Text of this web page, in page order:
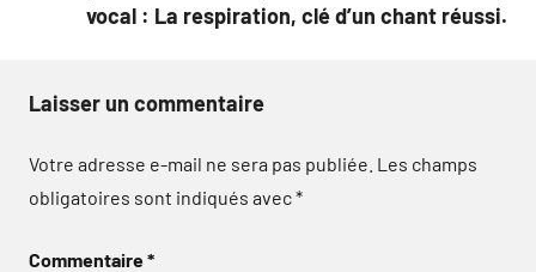
vocal : La respiration, clé d’un chant réussi.
Laisser un commentaire
Votre adresse e-mail ne sera pas publiée. Les champs
obligatoires sont indiqués avec*
Commentaire*